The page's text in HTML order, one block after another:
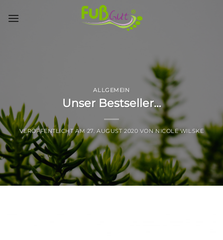
ALLGEMEIN
Unser Bestseller…
VERÖFFENTLICHT AM 27. AUGUST 2020 VONNICOLE WILSKE